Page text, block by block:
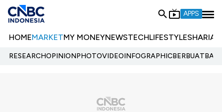
APPS
HOMEMARKETMY MONEYNEWSTECHLIFESTYLESHARIA
RESEARCHOPINIONPHOTOVIDEOINFOGRAPHIC